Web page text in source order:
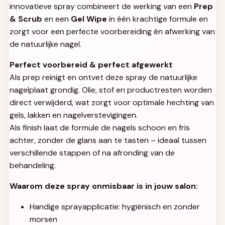
innovatieve spray combineert de werking van een Prep
& Scrub en een Gel Wipe in één krachtige formule en
zorgt voor een perfecte voorbereiding én afwerking van
de natuurlijke nagel.
Perfect voorbereid & perfect afgewerkt
Als prep reinigt en ontvet deze spray de natuurlijke
nagelplaat grondig. Olie, stof en productresten worden
direct verwijderd, wat zorgt voor optimale hechting van
gels, lakken en nagelverstevigingen.
Als finish laat de formule de nagels schoon en fris
achter, zonder de glans aan te tasten – ideaal tussen
verschillende stappen of na afronding van de
behandeling.
Waarom deze spray onmisbaar is in jouw salon:
Handige sprayapplicatie: hygiënisch en zonder
morsen